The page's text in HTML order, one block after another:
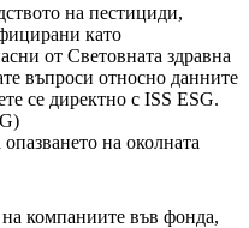
на пестициди,
като
от Световната здравна
въпроси относно данните
се директно с ISS ESG.
на околната
на компаниите във фонда,